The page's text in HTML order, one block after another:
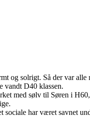
og solrigt. Så der var
vandt D40 klassen.
med sølv til Søren i
har været savnet